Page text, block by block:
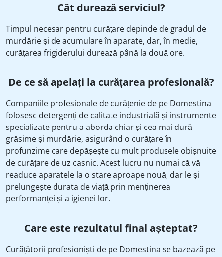
Cât durează serviciul?
Timpul necesar pentru curățare depinde de gradul de
murdărie și de acumulare în aparate, dar, în medie,
curățarea frigiderului durează până la două ore.
De ce să apelați la curățarea profesională?
Companiile profesionale de curățenie de pe Domestina
folosesc detergenți de calitate industrială și instrumente
specializate pentru a aborda chiar și cea mai dură
grăsime și murdărie, asigurând o curățare în
profunzime care depășește cu mult produsele obișnuite
de curățare de uz casnic. Acest lucru nu numai că vă
readuce aparatele la o stare aproape nouă, dar le și
prelungește durata de viață prin menținerea
performanței și a igienei lor.
Care este rezultatul final așteptat?
Curățătorii profesioniști de pe Domestina se bazează pe